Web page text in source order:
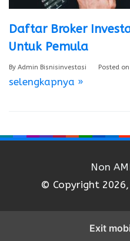
Daftar Broker
Untuk Pemula
By Admin Bisnisinvestasi Posted on
selengkapnya »
Non
© Copyright
Exit